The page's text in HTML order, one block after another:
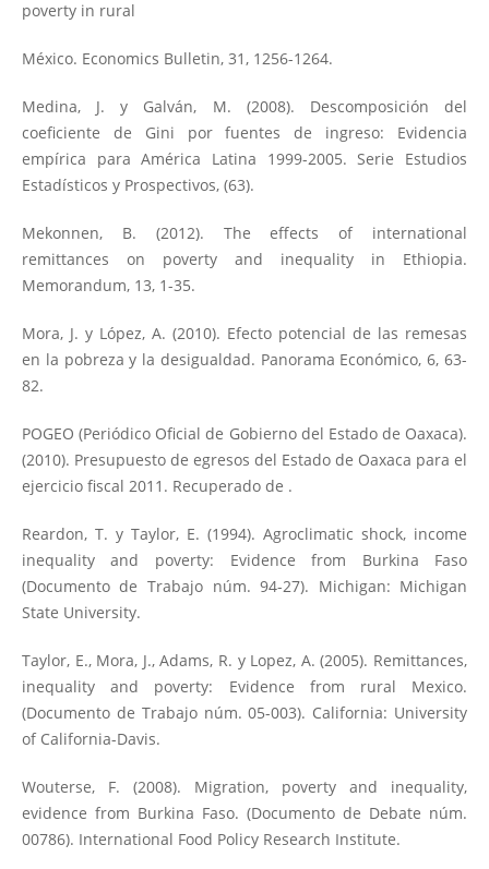
poverty in rural
México. Economics Bulletin, 31, 1256-1264.
Medina, J. y Galván, M. (2008). Descomposición del
coeficiente de Gini por fuentes de ingreso: Evidencia
empírica para América Latina 1999-2005. Serie Estudios
Estadísticos y Prospectivos, (63).
Mekonnen, B. (2012). The effects of international
remittances on poverty and inequality in Ethiopia.
Memorandum, 13, 1-35.
Mora, J. y López, A. (2010). Efecto potencial de las remesas
en la pobreza y la desigualdad. Panorama Económico, 6, 63-
82.
POGEO (Periódico Oficial de Gobierno del Estado de Oaxaca).
(2010). Presupuesto de egresos del Estado de Oaxaca para el
ejercicio fiscal 2011. Recuperado de .
Reardon, T. y Taylor, E. (1994). Agroclimatic shock, income
inequality and poverty: Evidence from Burkina Faso
(Documento de Trabajo núm. 94-27). Michigan: Michigan
State University.
Taylor, E., Mora, J., Adams, R. y Lopez, A. (2005). Remittances,
inequality and poverty: Evidence from rural Mexico.
(Documento de Trabajo núm. 05-003). California: University
of California-Davis.
Wouterse, F. (2008). Migration, poverty and inequality,
evidence from Burkina Faso. (Documento de Debate núm.
00786). International Food Policy Research Institute.